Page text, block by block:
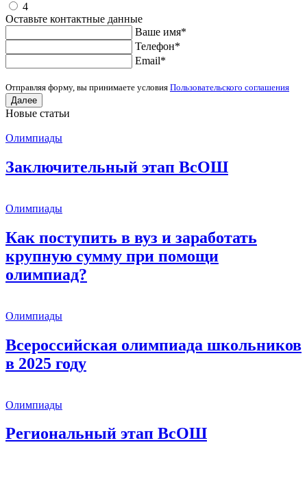
4
Оставьте контактные данные
Ваше имя*
Телефон*
Еmail*
Отправляя форму, вы принимаете условия Пользовательского соглашения
Далее
Новые статьи
Олимпиады
Заключительный этап ВсОШ
Олимпиады
Как поступить в вуз и заработать
крупную сумму при помощи
олимпиад?
Олимпиады
Всероссийская олимпиада школьников
в 2025 году
Олимпиады
Региональный этап ВсОШ